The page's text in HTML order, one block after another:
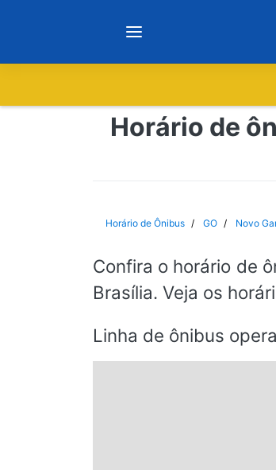
Notícias
São Paulo
Espírito Santo
Horário de
Horário de Ônibus GO Novo
Confira o horário de
Brasília. Veja os
Linha de ônibus